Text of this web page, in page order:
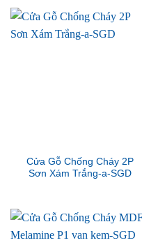
Cửa Gỗ Chống Cháy 2P
Sơn Xám Trắng-a-SGD